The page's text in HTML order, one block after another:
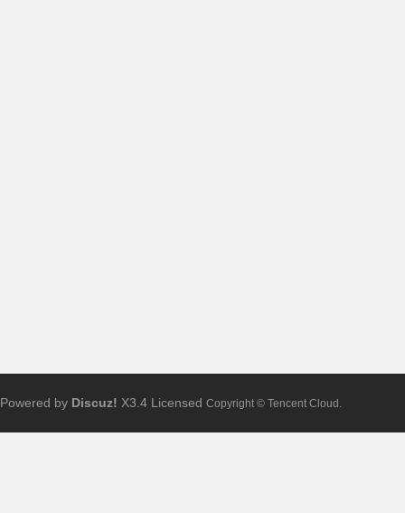
Powered by Discuz! X3.4 Licensed Copyright © Tencent Cloud.